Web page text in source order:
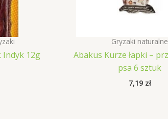
Indyk 12g
Gryzaki naturalne
Abakus Kurze łapki –
psa 6 sztuk
7,19 zł